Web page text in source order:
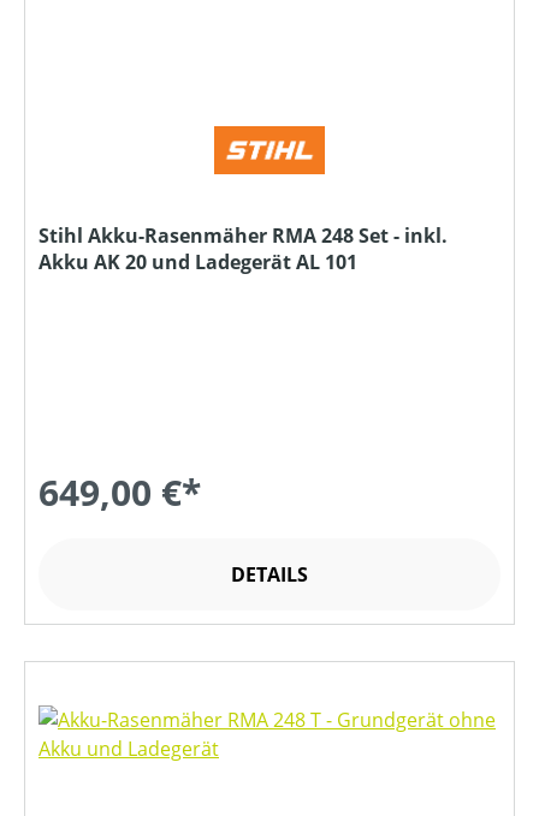
Stihl Akku-Rasenmäher RMA 248 Set - inkl.
Akku AK 20 und Ladegerät AL 101
649,00 €*
DETAILS